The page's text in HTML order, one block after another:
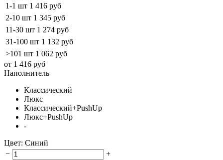
1-1 шт 1 416 руб
2-10 шт 1 345 руб
11-30 шт 1 274 руб
31-100 шт 1 132 руб
>101 шт 1 062 руб
от 1 416 руб
Наполнитель
Классический
Люкс
Классический+PushUp
Люкс+PushUp
-
Цвет: Синий
−
+